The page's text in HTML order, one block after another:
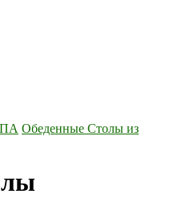
Обеденные Столы из